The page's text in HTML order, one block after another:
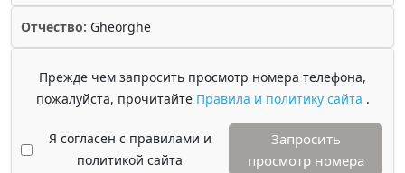
Отчество: Gheorghe
Прежде чем запросить просмотр номера телефона,
пожалуйста, прочитайте Правила и политику сайта .
Я согласен с правилами и
политикой сайта
Запросить
просмотр номера